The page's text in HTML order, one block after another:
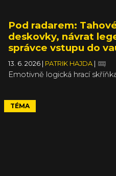
Pod radarem:
deskovky, návrat
správce vstupu do
13. 6. 2026 PATRIK HAJDA
Emotivně logická hrací
TÉMA